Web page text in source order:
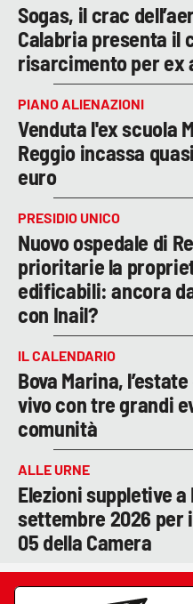
Sogas, il crac
Calabria presenta il
risarcimento per ex
PIANO ALIENAZIONI
Venduta l'ex scuola
Reggio incassa
euro
PRESIDIO UNICO
Nuovo ospedale di
prioritarie la
edificabili: ancora
con Inail?
IL CALENDARIO
Bova Marina,
vivo con tre grandi
comunità
ALLE URNE
Elezioni suppletive a
settembre 2026 per
05 della Camera